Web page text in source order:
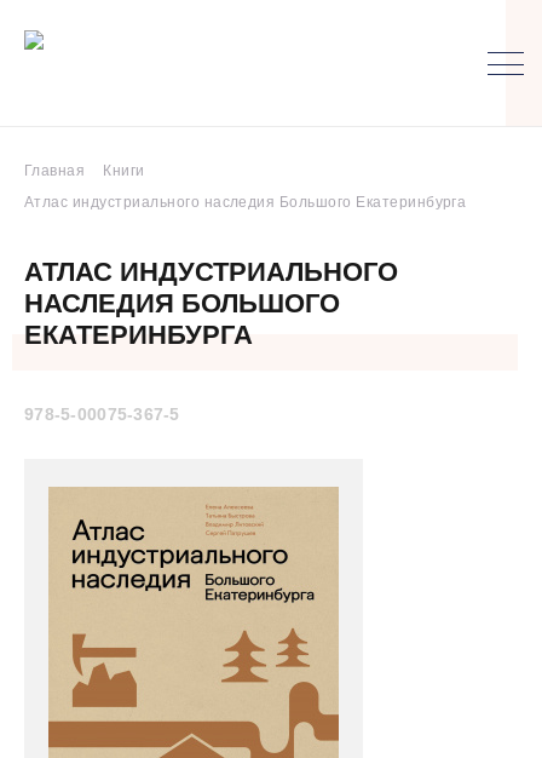
Главная
Книги
Атлас индустриального наследия Большого Екатеринбурга
АТЛАС ИНДУСТРИАЛЬНОГО
НАСЛЕДИЯ БОЛЬШОГО
ЕКАТЕРИНБУРГА
978-5-00075-367-5